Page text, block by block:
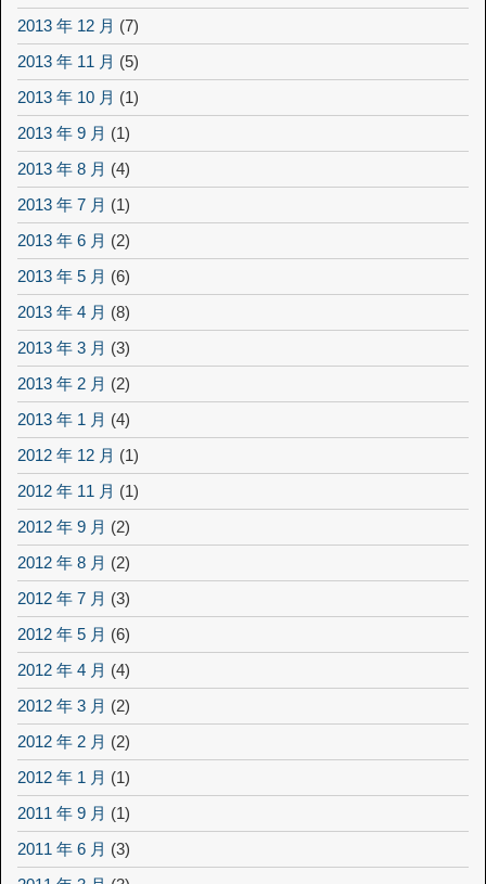
2013 年 12 月 (7)
2013 年 11 月 (5)
2013 年 10 月 (1)
2013 年 9 月 (1)
2013 年 8 月 (4)
2013 年 7 月 (1)
2013 年 6 月 (2)
2013 年 5 月 (6)
2013 年 4 月 (8)
2013 年 3 月 (3)
2013 年 2 月 (2)
2013 年 1 月 (4)
2012 年 12 月 (1)
2012 年 11 月 (1)
2012 年 9 月 (2)
2012 年 8 月 (2)
2012 年 7 月 (3)
2012 年 5 月 (6)
2012 年 4 月 (4)
2012 年 3 月 (2)
2012 年 2 月 (2)
2012 年 1 月 (1)
2011 年 9 月 (1)
2011 年 6 月 (3)